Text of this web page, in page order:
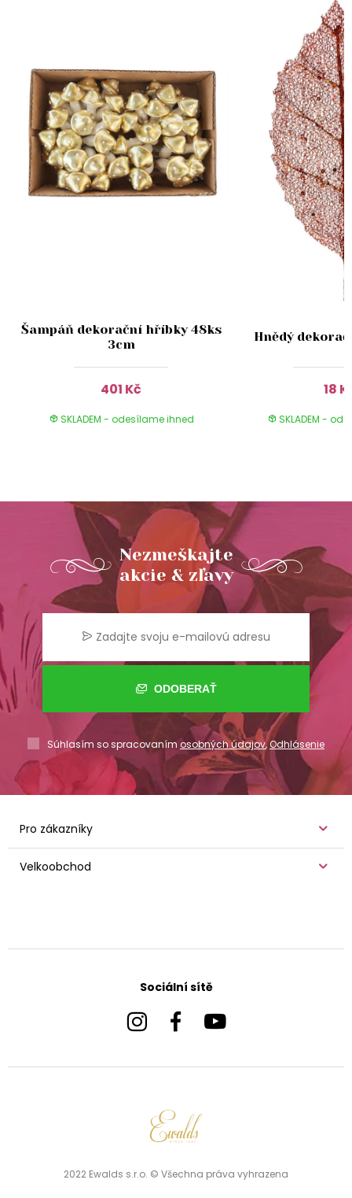
Šampáň dekorační hříbky 48ks
3cm
401 Kč
SKLADEM - odesílame ihned
Hnědý
18
SKLADEM -
Nezmeškajte
akcie & zľavy
ODOBERAŤ
Súhlasím so spracovaním osobných údajov,Odhlásenie
Pro zákazníky
Velkoobchod
Sociální sítě
2022 Ewalds s.r.o. © Všechna práva vyhrazena